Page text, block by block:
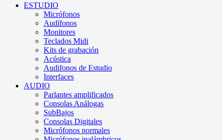
ESTUDIO
Micrófonos
Audífonos
Monitores
Teclados Midi
Kits de grabación
Acústica
Audifonos de Estudio
Interfaces
AUDIO
Parlantes amplificados
Consolas Análogas
SubBajos
Consolas Digitales
Micrófonos normales